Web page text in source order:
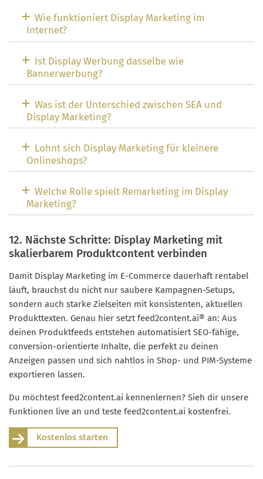
Wie funktioniert Display Marketing im
Internet?
Ist Display Werbung dasselbe wie
Bannerwerbung?
Was ist der Unterschied zwischen SEA und
Display Marketing?
Lohnt sich Display Marketing für kleinere
Onlineshops?
Welche Rolle spielt Remarketing im Display
Marketing?
12. Nächste Schritte: Display Marketing mit
skalierbarem Produktcontent verbinden
Damit Display Marketing im E-Commerce dauerhaft rentabel
läuft, brauchst du nicht nur saubere Kampagnen-Setups,
sondern auch starke Zielseiten mit konsistenten, aktuellen
Produkttexten. Genau hier setzt feed2content.ai® an: Aus
deinen Produktfeeds entstehen automatisiert SEO-fähige,
conversion-orientierte Inhalte, die perfekt zu deinen
Anzeigen passen und sich nahtlos in Shop- und PIM-Systeme
exportieren lassen.
Du möchtest feed2content.ai kennenlernen? Sieh dir unsere
Funktionen live an und teste feed2content.ai kostenfrei.
Kostenlos starten